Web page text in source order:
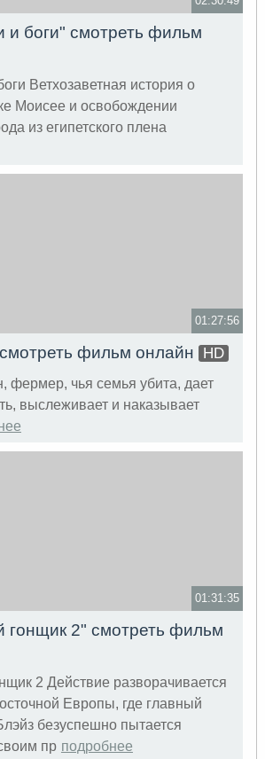
и боги" смотреть фильм
Ветхозаветная история о
Моисее и освобождении
из египетского плена
01:27:56
фильм онлайн HD
фермер, чья семья убита, дает
выслеживает и наказывает
01:31:35
гонщик 2" смотреть фильм
2 Действие разворачивается
Европы, где главный
безуспешно пытается
пр подробнее